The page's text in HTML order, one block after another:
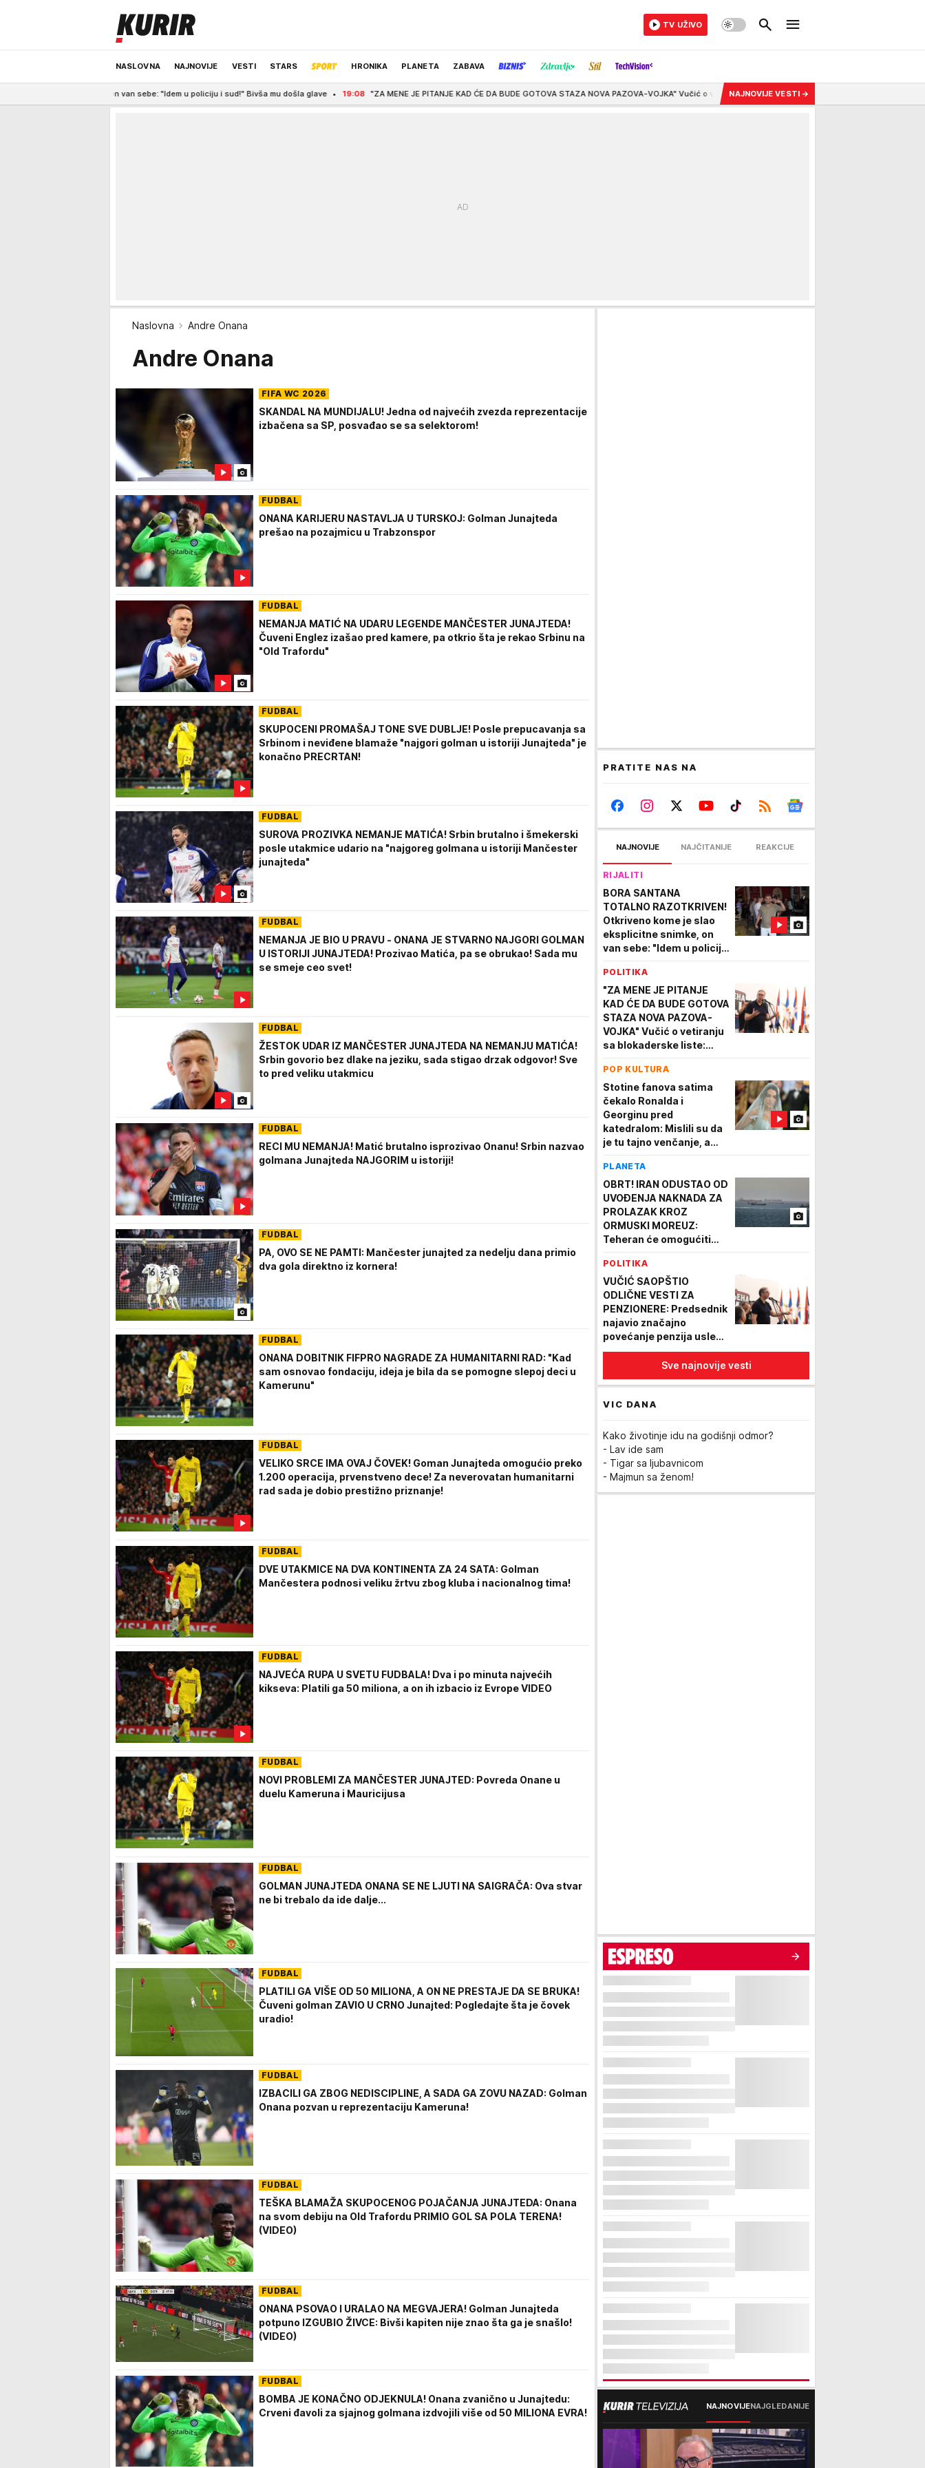
NASLOVNA NAJNOVIJE VESTI STARS HRONIKA PLANETA ZABAVA
ODRŽIVA BUDUĆNOST REGION NEWS IZBOR UREDNIKA
TV UŽIVO
on van sebe: "Idem u policiju i sud!" Bivša mu došla glave 19:08 "ZA MENE JE PITANJE KAD ĆE DA BUDE GOTOVA STAZA NOVA PAZOVA-VOJKA" Vučić o vetiranju sa blokaderske liste: Zašto smo dužni da komentarišemo toliko
NAJNOVIJE VESTI →
Naslovna Andre Onana
Andre Onana
FIFA WC 2026
SKANDAL NA MUNDIJALU! Jedna od najvećih zvezda reprezentacije
izbačena sa SP, posvađao se sa selektorom!
FUDBAL
ONANA KARIJERU NASTAVLJA U TURSKOJ: Golman Junajteda
prešao na pozajmicu u Trabzonspor
FUDBAL
NEMANJA MATIĆ NA UDARU LEGENDE MANČESTER JUNAJTEDA!
Čuveni Englez izašao pred kamere, pa otkrio šta je rekao Srbinu na
"Old Trafordu"
FUDBAL
SKUPOCENI PROMAŠAJ TONE SVE DUBLJE! Posle prepucavanja sa
Srbinom i neviđene blamaže "najgori golman u istoriji Junajteda" je
konačno PRECRTAN!
FUDBAL
SUROVA PROZIVKA NEMANJE MATIĆA! Srbin brutalno i šmekerski
posle utakmice udario na "najgoreg golmana u istoriji Mančester
junajteda"
FUDBAL
NEMANJA JE BIO U PRAVU - ONANA JE STVARNO NAJGORI GOLMAN
U ISTORIJI JUNAJTEDA! Prozivao Matića, pa se obrukao! Sada mu
se smeje ceo svet!
FUDBAL
ŽESTOK UDAR IZ MANČESTER JUNAJTEDA NA NEMANJU MATIĆA!
Srbin govorio bez dlake na jeziku, sada stigao drzak odgovor! Sve
to pred veliku utakmicu
FUDBAL
RECI MU NEMANJA! Matić brutalno isprozivao Onanu! Srbin nazvao
golmana Junajteda NAJGORIM u istoriji!
FUDBAL
PA, OVO SE NE PAMTI: Mančester junajted za nedelju dana primio
dva gola direktno iz kornera!
FUDBAL
ONANA DOBITNIK FIFPRO NAGRADE ZA HUMANITARNI RAD: "Kad
sam osnovao fondaciju, ideja je bila da se pomogne slepoj deci u
Kamerunu"
FUDBAL
VELIKO SRCE IMA OVAJ ČOVEK! Goman Junajteda omogućio preko
1.200 operacija, prvenstveno dece! Za neverovatan humanitarni
rad sada je dobio prestižno priznanje!
FUDBAL
DVE UTAKMICE NA DVA KONTINENTA ZA 24 SATA: Golman
Mančestera podnosi veliku žrtvu zbog kluba i nacionalnog tima!
FUDBAL
NAJVEĆA RUPA U SVETU FUDBALA! Dva i po minuta najvećih
kikseva: Platili ga 50 miliona, a on ih izbacio iz Evrope VIDEO
FUDBAL
NOVI PROBLEMI ZA MANČESTER JUNAJTED: Povreda Onane u
duelu Kameruna i Mauricijusa
FUDBAL
GOLMAN JUNAJTEDA ONANA SE NE LJUTI NA SAIGRAČA: Ova stvar
ne bi trebalo da ide dalje...
FUDBAL
PLATILI GA VIŠE OD 50 MILIONA, A ON NE PRESTAJE DA SE BRUKA!
Čuveni golman ZAVIO U CRNO Junajted: Pogledajte šta je čovek
uradio!
FUDBAL
IZBACILI GA ZBOG NEDISCIPLINE, A SADA GA ZOVU NAZAD: Golman
Onana pozvan u reprezentaciju Kameruna!
FUDBAL
TEŠKA BLAMAŽA SKUPOCENOG POJAČANJA JUNAJTEDA: Onana
na svom debiju na Old Trafordu PRIMIO GOL SA POLA TERENA!
(VIDEO)
FUDBAL
ONANA PSOVAO I URALAO NA MEGVAJERA! Golman Junajteda
potpuno IZGUBIO ŽIVCE: Bivši kapiten nije znao šta ga je snašlo!
(VIDEO)
FUDBAL
BOMBA JE KONAČNO ODJEKNULA! Onana zvanično u Junajtedu:
Crveni đavoli za sjajnog golmana izdvojili više od 50 MILIONA EVRA!
PRATITE NAS NA
NAJNOVIJE NAJČITANIJE REAKCIJE
RIJALITI
BORA SANTANA
TOTALNO RAZOTKRIVEN!
Otkriveno kome je slao
eksplicitne snimke, on
van sebe: "Idem u policiju
glave
POLITIKA
"ZA MENE JE PITANJE
KAD ĆE DA BUDE GOTOVA
STAZA NOVA PAZOVA-
VOJKA" Vučić o vetiranju
sa blokaderske liste:
komentarišemo toliko
besmisla?
POP KULTURA
Stotine fanova satima
čekalo Ronalda i
Georginu pred
katedralom: Mislili su da
je tu tajno venčanje, a
nastao je haos
PLANETA
OBRT! IRAN ODUSTAO OD
UVOĐENJA NAKNADA ZA
PROLAZAK KROZ
ORMUSKI MOREUZ:
Teheran će omogućiti
Persijskog zaliva
POLITIKA
VUČIĆ SAOPŠTIO
ODLIČNE VESTI ZA
PENZIONERE: Predsednik
najavio značajno
povećanje penzija usled
snažnog privrednog
rasta Srbije - RAŠĆE I
PLATE
Sve najnovije vesti
VIC DANA
Kako životinje idu na godišnji odmor?
- Lav ide sam
- Tigar sa ljubavnicom
- Majmun sa ženom!
NAJNOVIJENAJGLEDANIJE